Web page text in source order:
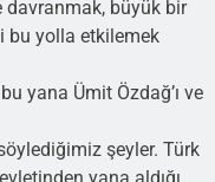
davranmak, büyük bir
bu yolla etkilemek
yana Ümit Özdağ’ı ve
şeyler. Türk
yana aldığı